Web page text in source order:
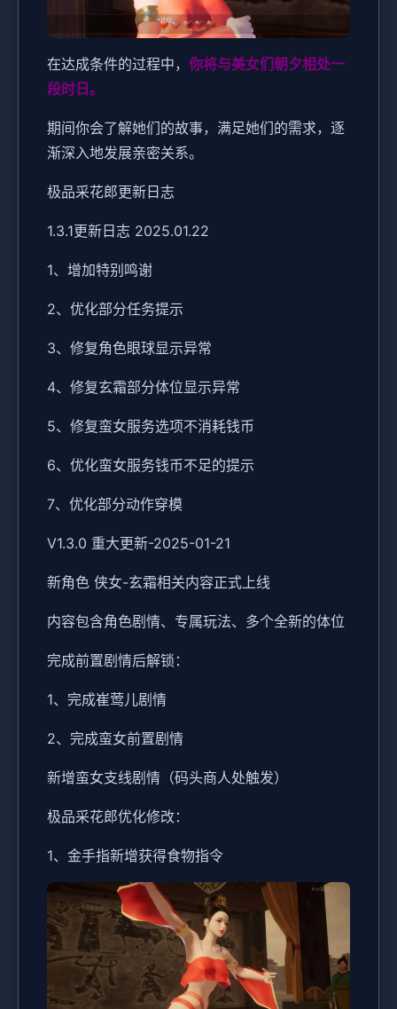
在达成条件的过程中， 你将与美女们朝夕相处一
段时日。
期间你会了解她们的故事，满足她们的需求，逐
渐深入地发展亲密关系。
极品采花郎更新日志
1.3.1更新日志 2025.01.22
1、增加特别鸣谢
2、优化部分任务提示
3、修复角色眼球显示异常
4、修复玄霜部分体位显示异常
5、修复蛮女服务选项不消耗钱币
6、优化蛮女服务钱币不足的提示
7、优化部分动作穿模
V1.3.0 重大更新-2025-01-21
新角色 侠女-玄霜相关内容正式上线
内容包含角色剧情、专属玩法、多个全新的体位
完成前置剧情后解锁：
1、完成崔莺儿剧情
2、完成蛮女前置剧情
新增蛮女支线剧情（码头商人处触发）
极品采花郎优化修改：
1、金手指新增获得食物指令